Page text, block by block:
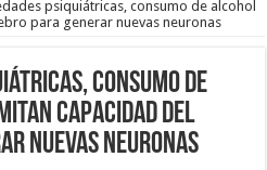
psiquiátricas, consumo de alcohol
para generar nuevas neuronas
consumo de
capacidad del
nuevas neuronas